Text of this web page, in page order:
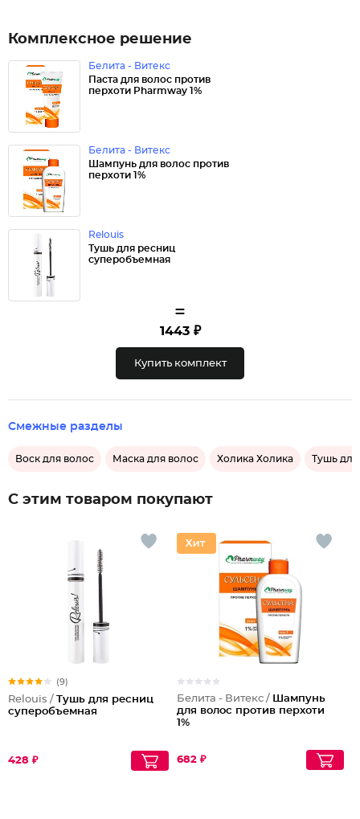
Комплексное решение
Белита - Витекс
Паста для волос против
перхоти Pharmway 1%
Белита - Витекс
Шампунь для волос против
перхоти 1%
Relouis
Тушь для ресниц
суперобъемная
=
1443 ₽
Купить комплект
Смежные разделы
Воск для волос Маска для волос Холика Холика Тушь
С этим товаром покупают
(9)
Relouis / Тушь для ресниц
суперобъемная
428 ₽
Белита - Витекс / Шампунь
для волос против перхоти
1%
682 ₽